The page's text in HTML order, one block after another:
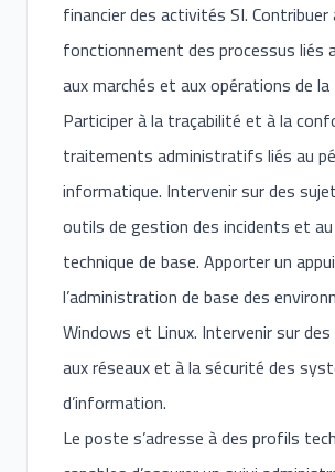
financier des activités SI. Contribuer
fonctionnement des processus liés
aux marchés et aux opérations de la
Participer à la traçabilité et à la
traitements administratifs liés au
informatique. Intervenir sur des
outils de gestion des incidents et
technique de base. Apporter un
l’administration de base des
Windows et Linux. Intervenir sur
aux réseaux et à la sécurité des
d’information.
Le poste s’adresse à des profils